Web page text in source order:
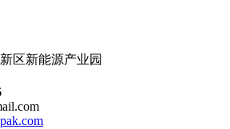
区新能源产业园